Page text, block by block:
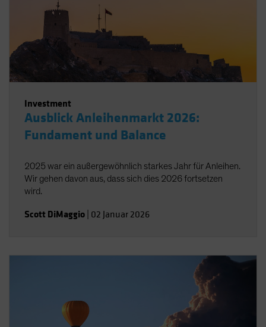
Investment
Ausblick Anleihenmarkt 2026:
Fundament und Balance
2025 war ein außergewöhnlich starkes Jahr für Anleihen.
Wir gehen davon aus, dass sich dies 2026 fortsetzen
wird.
Scott DiMaggio 02 Januar 2026